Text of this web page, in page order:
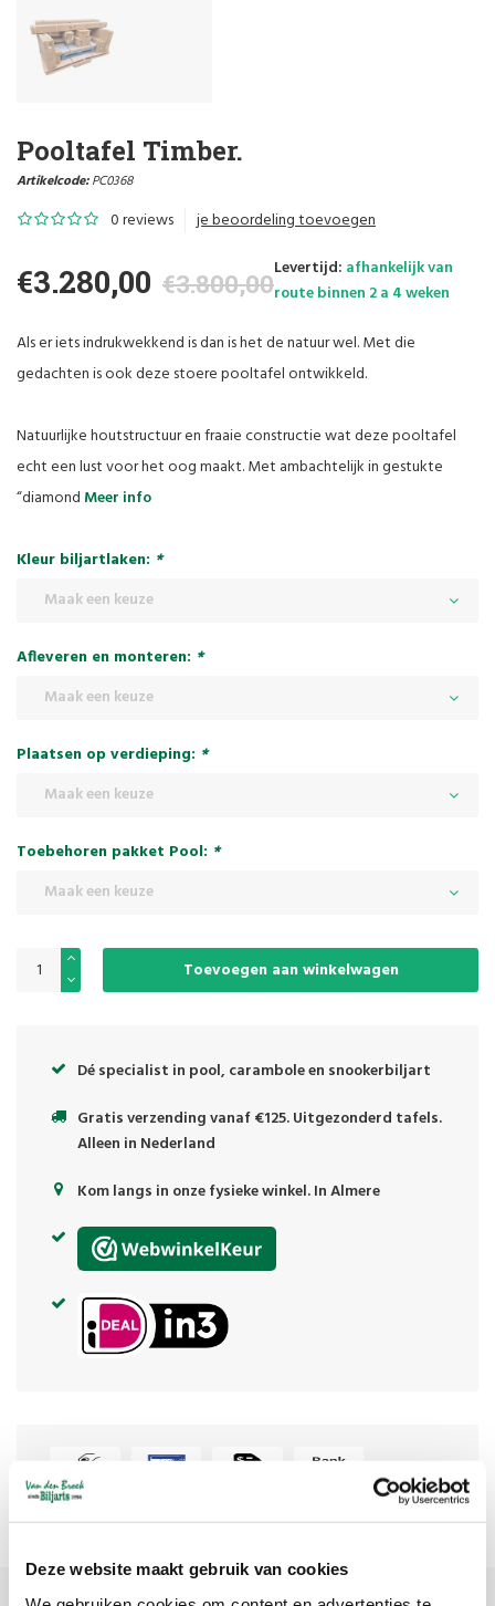
Deze website maakt gebruik van cookies
Pooltafel Timber.
Artikelcode:PC0368
0 reviews je beoordeling toevoegen
€3.280,00 €3.800,00Levertijd: afhankelijk van
route binnen 2 a 4 weken
Als er iets indrukwekkend is dan is het de natuur wel. Met die
gedachten is ook deze stoere pooltafel ontwikkeld.
Natuurlijke houtstructuur en fraaie constructie wat deze pooltafel
echt een lust voor het oog maakt. Met ambachtelijk in gestukte
“diamond Meer info
Kleur biljartlaken: *
Maak een keuze
Afleveren en monteren: *
Maak een keuze
Plaatsen op verdieping: *
Maak een keuze
Toebehoren pakket Pool: *
Maak een keuze
Toevoegen aan winkelwagen
Dé specialist in pool, carambole en snookerbiljart
Gratis verzending vanaf €125. Uitgezonderd tafels.
Alleen in Nederland
Kom langs in onze fysieke winkel. In Almere